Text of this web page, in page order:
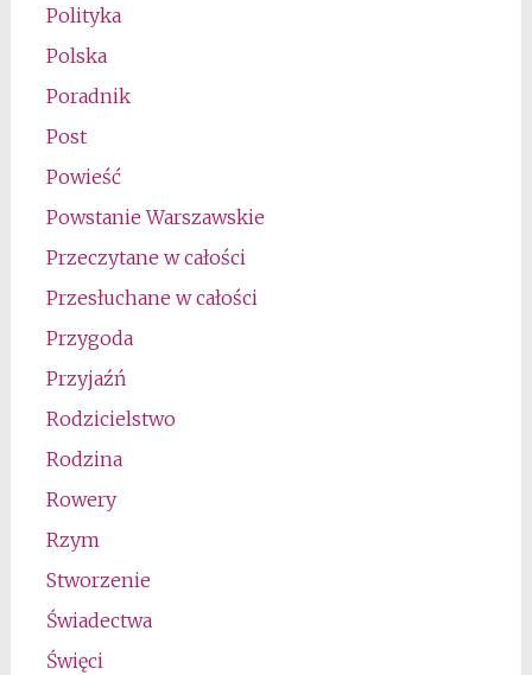
Polityka
Polska
Poradnik
Post
Powieść
Powstanie Warszawskie
Przeczytane w całości
Przesłuchane w całości
Przygoda
Przyjaźń
Rodzicielstwo
Rodzina
Rowery
Rzym
Stworzenie
Świadectwa
Święci